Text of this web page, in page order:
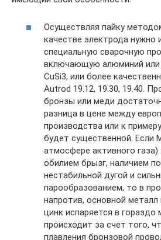
Осуществляя пайку
качестве электрода нужно
специальную сварочную
включающую алюминий или
CuSi3, или более
Autrod 19.12, 19.30, 19.40.
бронзы или меди
разница в цене между
производства или к
будет существенной. Если
атмосфере активного газа)
обилием брызг, наличием
нестабильной дугой и
парообразованием, то в
напротив, основной металл
цинк испаряется в гораздо
происходит за счет того,
плавления бронзовой